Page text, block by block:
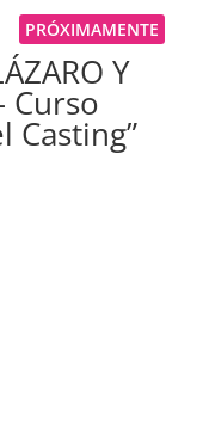
PRÓXIMAMENTE
Y
Curso
Casting”